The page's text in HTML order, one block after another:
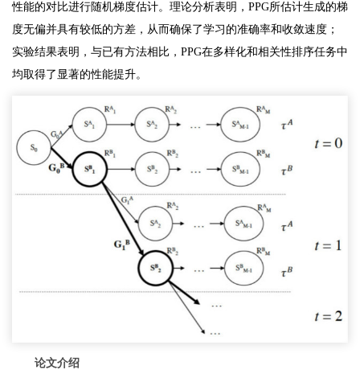
性能的对比进行随机梯度估计。理论分析表明，PPG所估计生成的梯
度无偏并具有较低的方差，从而确保了学习的准确率和收敛速度；
实验结果表明，与已有方法相比，PPG在多样化和相关性排序任务中
均取得了显著的性能提升。
论文介绍